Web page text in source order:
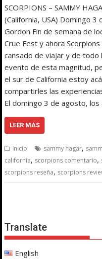
SCORPIONS – SAMMY
(California, USA) Domingo
Gordon Fin de semana de
Crue Fest y ahora
cansado de viajar y de todo
evento de esta magnitud,
el sur de California estoy
compartirles las
El domingo 3 de agosto,
LEER MÁS
Inicio sammy hagar,
california, scorpions comentario,
scorpions reseña, scorpions
Translate
English